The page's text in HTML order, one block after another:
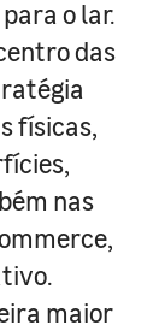
o lar.
das
físicas,
nas
maior